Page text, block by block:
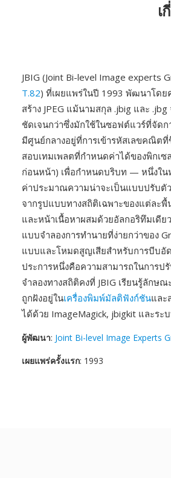
เ
JBIG (Joint Bi-level Image
T.82) ที่เผยแพร่ในปี 1993 พัฒนาโดย
สร้าง JPEG แม้นามสกุล .jbig และ
ชัดเจนกว่าซึ่งมักใช้ในซอฟต์แวร์ที่จัด
มีศูนย์กลางอยู่ที่การเข้ารหัสเลขคณิต
สอบเทมเพลตที่กำหนดค่าได้ของพิกเซ
ก่อนหน้า) เพื่อกำหนดบริบท — หนึ่งใ
ค่าประมาณความน่าจะเป็นแบบปรับตั
จากรูปแบบทางสถิติเฉพาะของแต่ละ
และหน้าเนื้อหาผสมด้วยอัลกอริทึมเดีย
แบบจำลองการทำนายที่ง่ายกว่าของ
แบบและโหมดสูญเสียสำหรับการบีบอั
ประการหนึ่งคือความสามารถในการ
จำลองทางสถิติคงที่ JBIG เรียนรู้ลักษ
ถูกฝังอยู่ในเครื่องพิมพ์มัลติฟังก์ชันและ
ได้ด้วย ImageMagick, jbigkit และระ
ผู้พัฒนา: Joint Bi-level Image Experts
เผยแพร่ครั้งแรก: 1993